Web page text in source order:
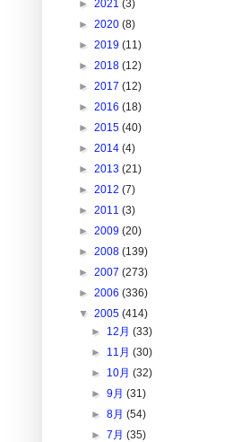
► 2021 (3)
► 2020 (8)
► 2019 (11)
► 2018 (12)
► 2017 (12)
► 2016 (18)
► 2015 (40)
► 2014 (4)
► 2013 (21)
► 2012 (7)
► 2011 (3)
► 2009 (20)
► 2008 (139)
► 2007 (273)
► 2006 (336)
▼ 2005 (414)
► 12月(33)
► 11月(30)
► 10月(32)
►9月(31)
►8月(54)
►7月(35)